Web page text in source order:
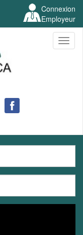
Connexion
Employeur